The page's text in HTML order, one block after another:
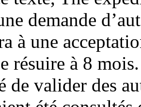
demande
à une
résuire à 8
de valider des